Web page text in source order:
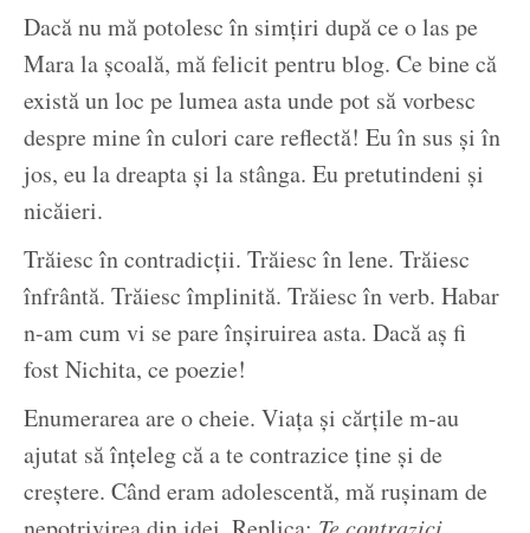
Dacă nu mă potolesc în simțiri după ce o las pe
Mara la școală, mă felicit pentru blog. Ce bine că
există un loc pe lumea asta unde pot să vorbesc
despre mine în culori care reflectă! Eu în sus și în
jos, eu la dreapta și la stânga. Eu pretutindeni și
nicăieri.
Trăiesc în contradicții. Trăiesc în lene. Trăiesc
înfrântă. Trăiesc împlinită. Trăiesc în verb. Habar
n-am cum vi se pare înșiruirea asta. Dacă aș fi
fost Nichita, ce poezie!
Enumerarea are o cheie. Viața și cărțile m-au
ajutat să înțeleg că a te contrazice ține și de
creștere. Când eram adolescentă, mă rușinam de
Te contrazici